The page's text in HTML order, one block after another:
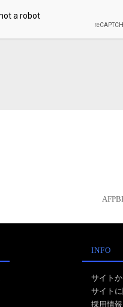
INFO
サイト
サイト
採用情報